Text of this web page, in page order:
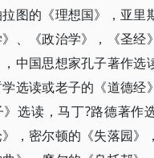
图的《理想国》，亚里
、《政治学》，《圣经
，中国思想家孔子著作选
选读或老子的《道德经
选读，马丁?路德著作
，密尔顿的《失落园》